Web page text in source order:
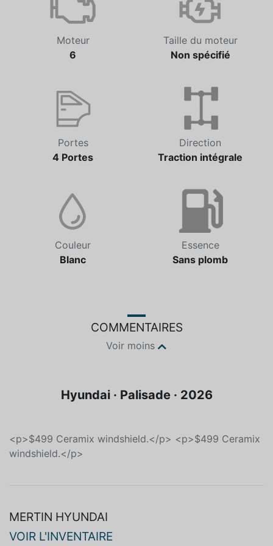
Moteur
6
Taille du moteur
Non spécifié
Portes
4 Portes
Direction
Traction intégrale
Couleur
Blanc
Essence
Sans plomb
COMMENTAIRES
Voir moins
Hyundai · Palisade · 2026
<p>$499 Ceramix windshield.</p> <p>$499 Ceramix
windshield.</p>
MERTIN HYUNDAI
VOIR L'INVENTAIRE